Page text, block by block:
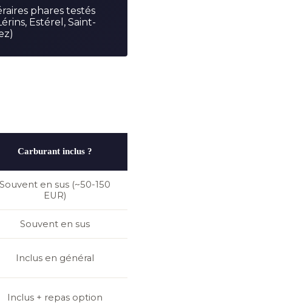
phares testés
Estérel, Saint-
Carburant inclus ?
Souvent en sus (~50-150
EUR)
Souvent en sus
Inclus en général
Inclus + repas option